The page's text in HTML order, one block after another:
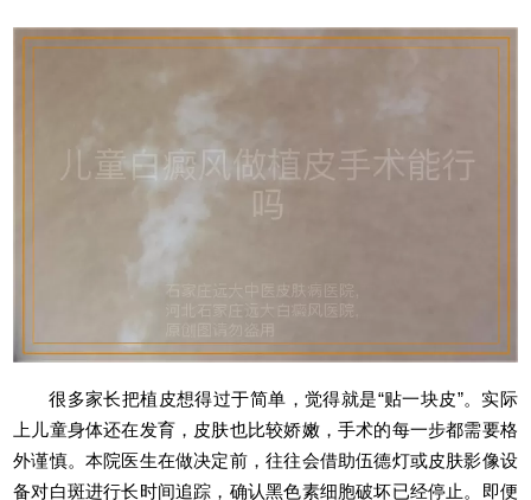
很多家长把植皮想得过于简单，觉得就是“贴一块皮”。实际
上儿童身体还在发育，皮肤也比较娇嫩，手术的每一步都需要格
外谨慎。本院医生在做决定前，往往会借助伍德灯或皮肤影像设
备对白斑进行长时间追踪，确认黑色素细胞破坏已经停止。即便